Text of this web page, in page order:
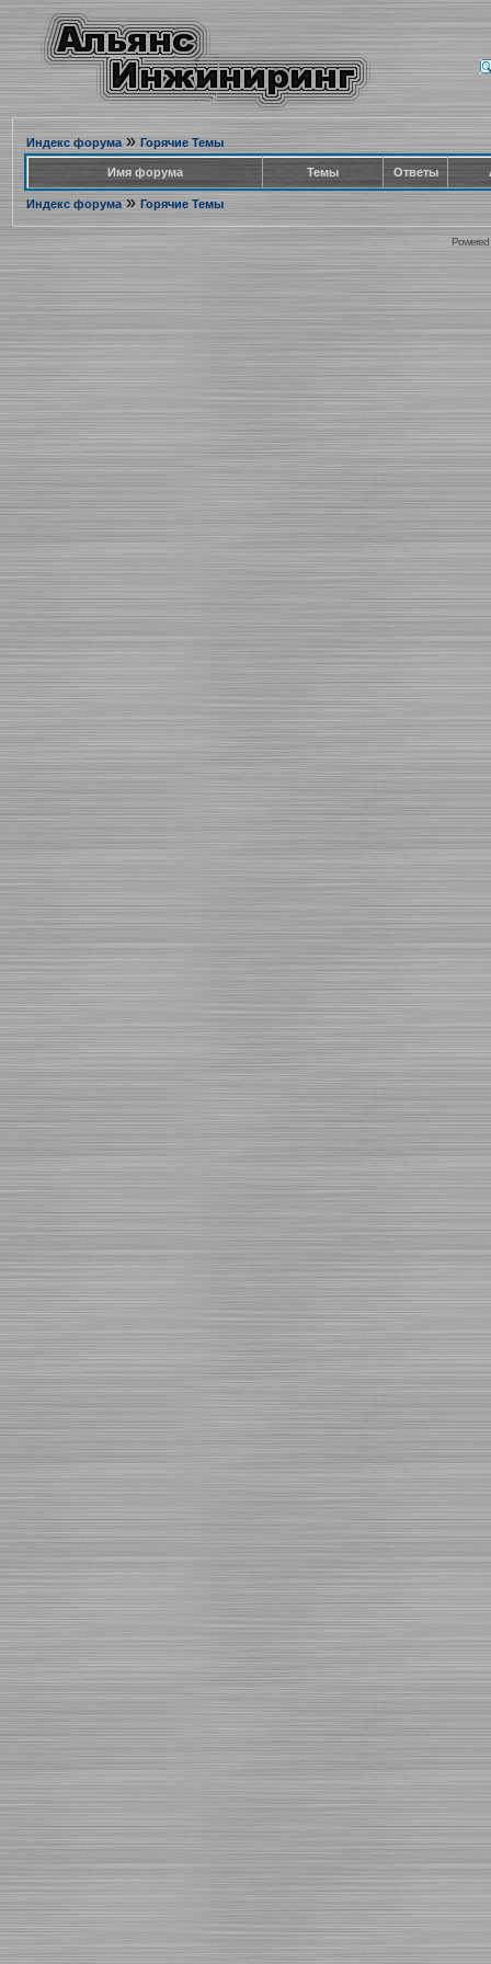
Индекс форума» Горячие Темы
Имя форума Темы Ответы
Индекс форума» Горячие Темы